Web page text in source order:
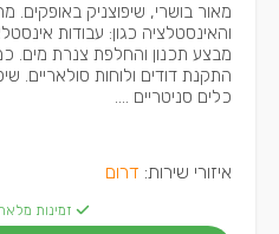
מאור בושרי, שיפוצניק באופקים.
והאינסטלציה כגון: עבודות
מבצע תכנון והחלפת צנרת מים.
התקנת דודים ולוחות סולאריים.
כלים סניטריים ....
איזורי שירות: דרום
זמינות